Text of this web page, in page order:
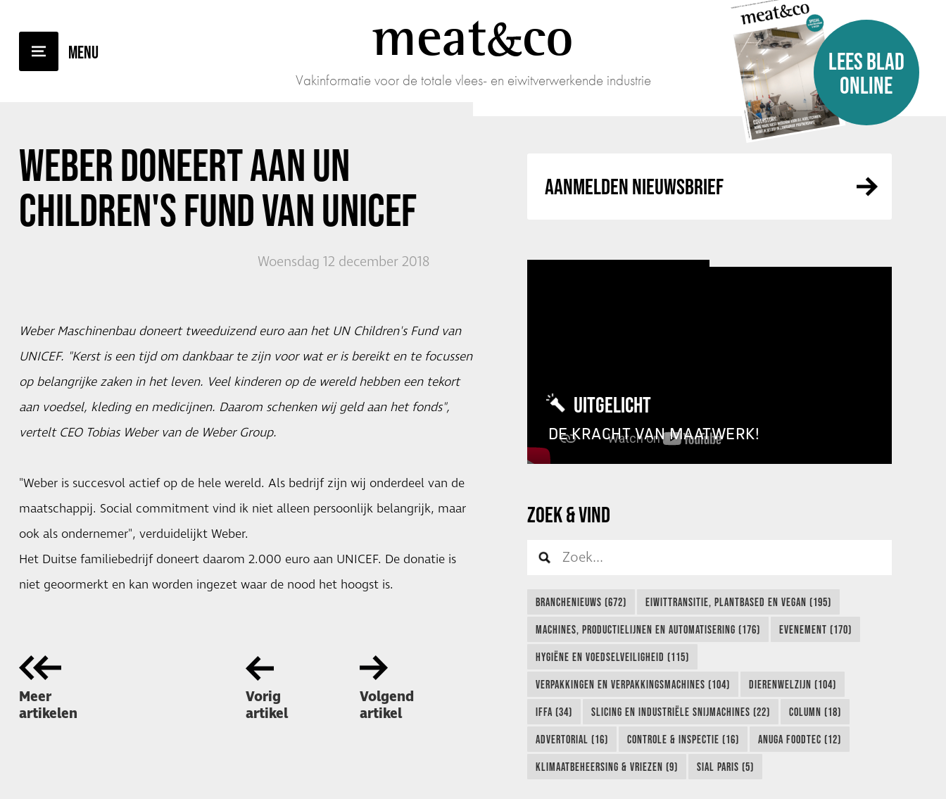
meatco
Vakinformatie voor de totale vlees- en eiwitverwerkende industrie
LEES BLAD
ONLINE
WEBER DONEERT AAN UN
CHILDREN'S FUND VAN UNICEF
Woensdag 12 december 2018
Weber Maschinenbau doneert tweeduizend euro aan het UN Children's Fund van
UNICEF. "Kerst is een tijd om dankbaar te zijn voor wat er is bereikt en te focussen
op belangrijke zaken in het leven. Veel kinderen op de wereld hebben een tekort
aan voedsel, kleding en medicijnen. Daarom schenken wij geld aan het fonds",
vertelt CEO Tobias Weber van de Weber Group.
"Weber is succesvol actief op de hele wereld. Als bedrijf zijn wij onderdeel van de
maatschappij. Social commitment vind ik niet alleen persoonlijk belangrijk, maar
ook als ondernemer", verduidelijkt Weber.
Het Duitse familiebedrijf doneert daarom 2.000 euro aan UNICEF. De donatie is
niet geoormerkt en kan worden ingezet waar de nood het hoogst is.
Meer
artikelen
Vorig
artikel
Volgend
artikel
AANMELDEN NIEUWSBRIEF
UITGELICHT
DE KRACHT VAN MAATWERK!
ZOEK & VIND
BRANCHENIEUWS (672) EIWITTRANSITIE, PLANTBASED EN VEGAN (195)
MACHINES, PRODUCTIELIJNEN EN AUTOMATISERING (176) EVENEMENT (170)
HYGIËNE EN VOEDSELVEILIGHEID (115)
VERPAKKINGEN EN VERPAKKINGSMACHINES (104) DIERENWELZIJN (104)
IFFA (34) SLICING EN INDUSTRIËLE SNIJMACHINES (22) COLUMN (18)
ADVERTORIAL (16) CONTROLE & INSPECTIE (16) ANUGA FOODTEC (12)
KLIMAATBEHEERSING & VRIEZEN (9) SIAL PARIS (5)